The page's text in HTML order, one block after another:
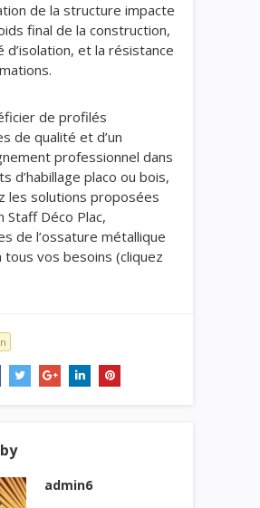
de la structure impacte
final de la construction,
d’isolation, et la résistance
de profilés
de qualité et d’un
professionnel dans
d’habillage placo ou bois,
les solutions proposées
Staff Déco Plac,
de l’ossature métallique
tous vos besoins (cliquez
admin6